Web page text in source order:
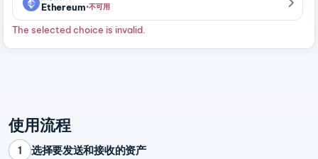
Ethereum·不可用
The selected choice is invalid.
使用流程
1 选择要发送和接收的资产